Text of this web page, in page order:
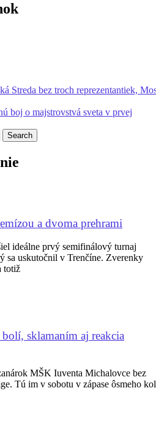
Streda bez troch reprezentantiek,
boj o majstrovstvá sveta v prvej
Search
a dvoma prehrami
ideálne prvý semifinálový turnaj
sa uskutočnil v Trenčíne. Zverenky
totiž
sklamaním aj reakcia
MŠK Iuventa Michalovce bez
Tú im v sobotu v zápase ôsmeho